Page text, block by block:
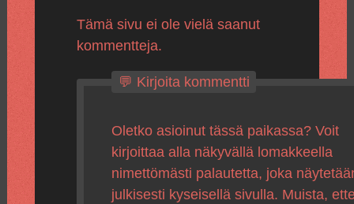
Tämä sivu ei ole vielä saanut
kommentteja.
💬 Kirjoita kommentti
Oletko asioinut tässä paikassa? Voit
kirjoittaa alla näkyvällä lomakkeella
nimettömästi palautetta, joka
julkisesti kyseisellä sivulla. Muista,